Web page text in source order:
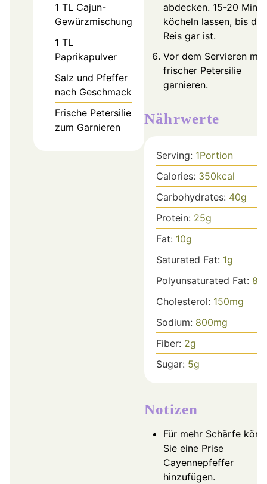
1 TL Cajun-
Gewürzmischung
1 TL
Paprikapulver
Salz und Pfeffer
nach Geschmack
Frische Petersilie
zum Garnieren
abdecken. 15-20
köcheln lassen, bis der
Reis gar ist.
Vor dem Servieren mit
frischer Petersilie
garnieren.
Nährwerte
Serving: 1Portion
Calories: 350kcal
Carbohydrates: 40g
Protein: 25g
Fat: 10g
Saturated Fat: 1g
Polyunsaturated Fat: 8
Cholesterol: 150mg
Sodium: 800mg
Fiber: 2g
Sugar: 5g
Notizen
Für mehr Schärfe
Sie eine Prise
Cayennepfeffer
hinzufügen.